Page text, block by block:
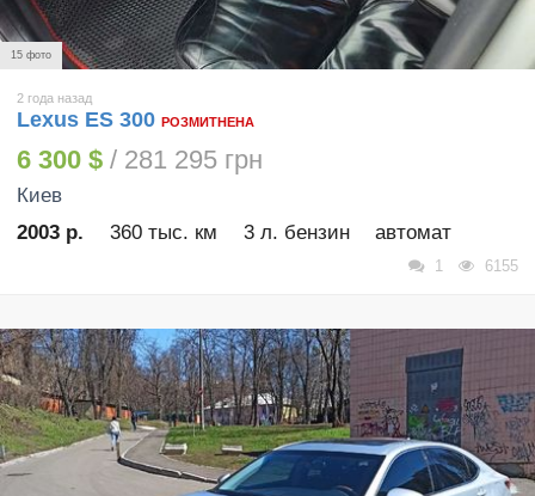
15 фото
2 года назад
Lexus ES 300 РОЗМИТНЕНА
6 300 $ / 281 295 грн
Киев
2003 р.
360 тыс. км 3 л. бензин автомат
1 6155